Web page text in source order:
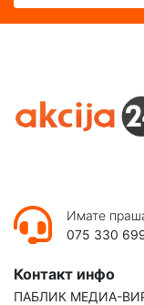
Имате
075 330
Контакт инфо
ПАБЛИК МЕДИА-